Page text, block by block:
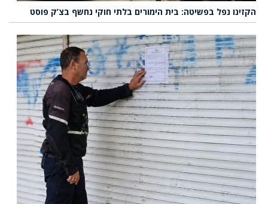
הקזינו נפל בפשיטה: בית הימורים בלתי חוקי נחשף בצ’ק פוסט